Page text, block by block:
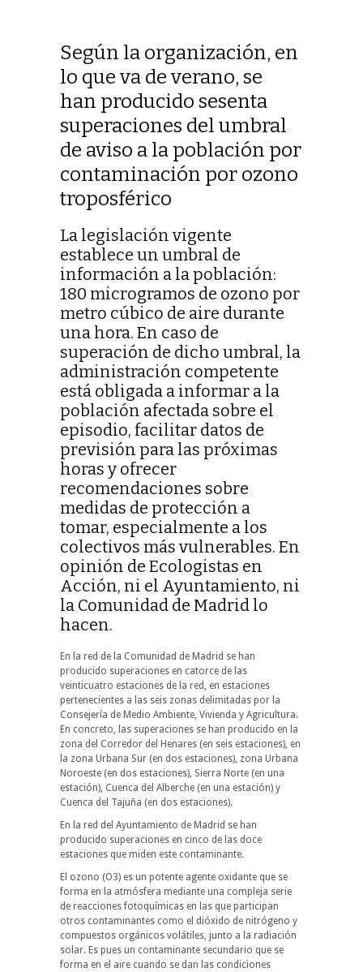
Según la organización, en
lo que va de verano, se
han producido sesenta
superaciones del umbral
de aviso a la población por
contaminación por ozono
troposférico
La legislación vigente
establece un umbral de
información a la población:
180 microgramos de ozono por
metro cúbico de aire durante
una hora. En caso de
superación de dicho umbral, la
administración competente
está obligada a informar a la
población afectada sobre el
episodio, facilitar datos de
previsión para las próximas
horas y ofrecer
recomendaciones sobre
medidas de protección a
tomar, especialmente a los
colectivos más vulnerables. En
opinión de Ecologistas en
Acción, ni el Ayuntamiento, ni
la Comunidad de Madrid lo
hacen.
En la red de la Comunidad de Madrid se han
producido superaciones en catorce de las
veinticuatro estaciones de la red, en estaciones
pertenecientes a las seis zonas delimitadas por la
Consejería de Medio Ambiente, Vivienda y Agricultura.
En concreto, las superaciones se han producido en la
zona del Corredor del Henares (en seis estaciones), en
la zona Urbana Sur (en dos estaciones), zona Urbana
Noroeste (en dos estaciones), Sierra Norte (en una
estación), Cuenca del Alberche (en una estación) y
Cuenca del Tajuña (en dos estaciones).
En la red del Ayuntamiento de Madrid se han
producido superaciones en cinco de las doce
estaciones que miden este contaminante.
El ozono (O3) es un potente agente oxidante que se
forma en la atmósfera mediante una compleja serie
de reacciones fotoquímicas en las que participan
otros contaminantes como el dióxido de nitrógeno y
compuestos orgánicos volátiles, junto a la radiación
solar. Es pues un contaminante secundario que se
forma en el aire cuando se dan las condiciones